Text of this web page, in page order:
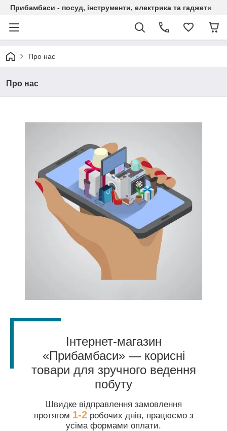
Прибамбаси - посуд, інструменти, електрика та гаджети
Про нас
Про нас
Інтернет-магазин
«Прибамбаси» — корисні
товари для зручного ведення
побуту
Швидке відправлення замовлення
протягом 1-2робочих днів, працюємо з
усіма формами оплати.